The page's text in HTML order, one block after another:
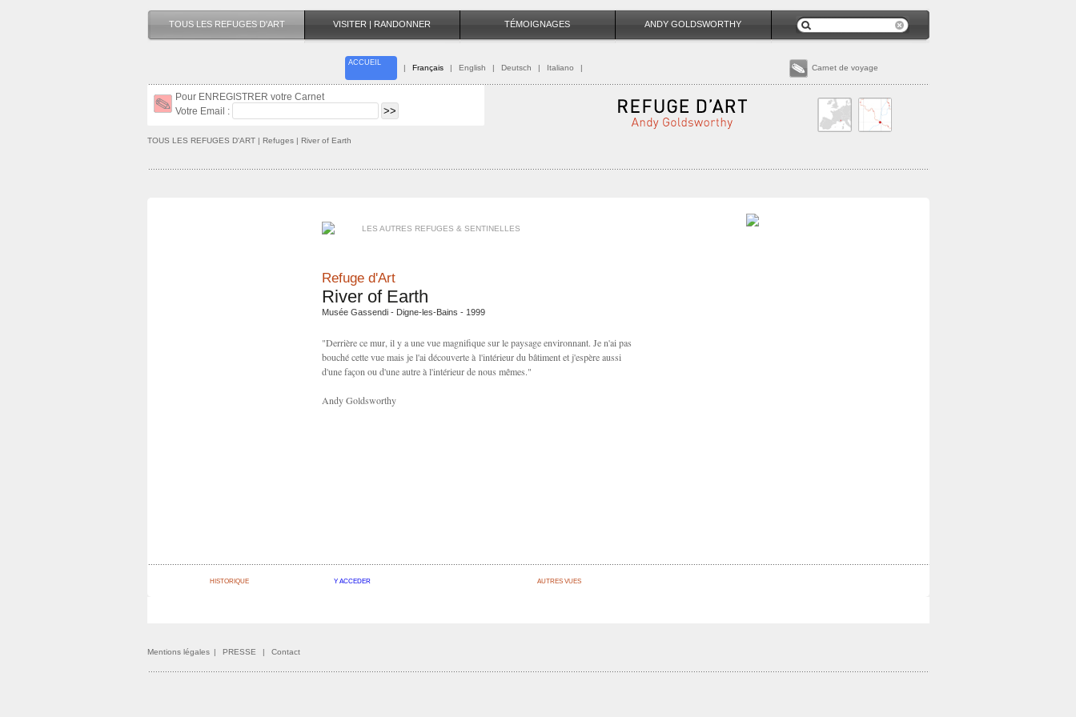
TOUS LES REFUGES D'ART VISITER | RANDONNER TÉMOIGNAGES ANDY GOLDSWORTHY
ACCUEIL
| Français | English | Deutsch | Italiano | Carnet de voyage
Pour ENREGISTRER votre Carnet
Votre Email :
TOUS LES REFUGES D'ART| Refuges | River of Earth
LES AUTRES REFUGES & SENTINELLES
Refuge d'Art
River of Earth
Musée Gassendi - Digne-les-Bains - 1999
"Derrière ce mur, il y a une vue magnifique sur le paysage environnant. Je n'ai pas
bouché cette vue mais je l'ai découverte à l'intérieur du bâtiment et j'espère aussi
d'une façon ou d'une autre à l'intérieur de nous mêmes."
Andy Goldsworthy
HISTORIQUE Y ACCEDER AUTRES VUES
Mentions légales | PRESSE | Contact